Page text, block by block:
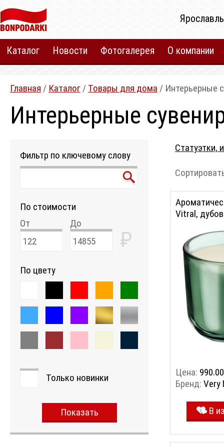
Каталог Новости Фотогалерея О компании
Главная / Каталог / Товары для дома / Интерьерные
Интерьерные
Фильтр по ключевому слову
По стоимости
От
До
₽
По цвету
Только новинки
Показать
Статуэтки,
Цена:
Бренд: Very
В
Vitral,